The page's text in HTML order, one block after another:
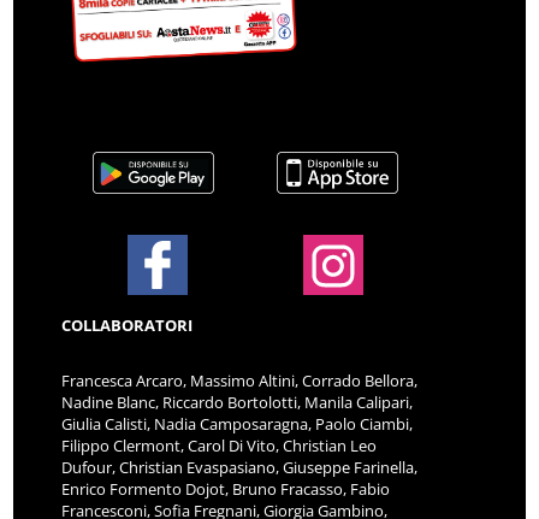
COLLABORATORI
Francesca Arcaro, Massimo Altini, Corrado Bellora,
Nadine Blanc, Riccardo Bortolotti, Manila Calipari,
Giulia Calisti, Nadia Camposaragna, Paolo Ciambi,
Filippo Clermont, Carol Di Vito, Christian Leo
Dufour, Christian Evaspasiano, Giuseppe Farinella,
Enrico Formento Dojot, Bruno Fracasso, Fabio
Francesconi, Sofia Fregnani, Giorgia Gambino,